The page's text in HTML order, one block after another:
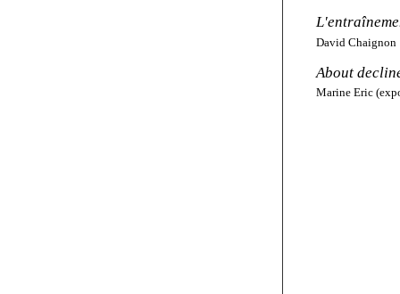
David Chaignon
About
Marine Eric